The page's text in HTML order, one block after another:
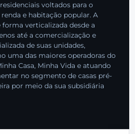
voltados para o
e habitação popular. A
verticalizada desde a
até a comercialização e
de suas unidades,
uma das maiores operadoras do
Casa, Minha Vida e atuando
no segmento de casas pré-
por meio da sua subsidiária